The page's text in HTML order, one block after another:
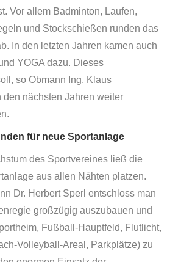
Vor allem Badminton, Laufen,
und Stockschießen runden das
In den letzten Jahren kamen auch
YOGA dazu. Dieses
so Obmann Ing. Klaus
den nächsten Jahren weiter
für neue Sportanlage
des Sportvereines ließ die
aus allen Nähten platzen.
Dr. Herbert Sperl entschloss man
großzügig auszubauen und
Fußball-Hauptfeld, Flutlicht,
Volleyball-Areal, Parkplätze) zu